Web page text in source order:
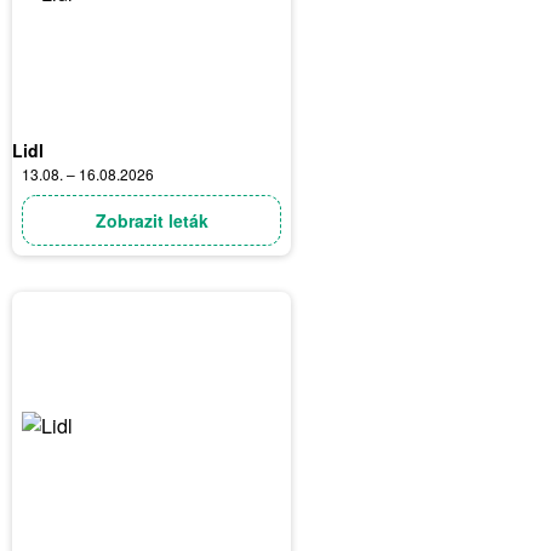
Lidl
13.08. – 16.08.2026
Zobrazit leták